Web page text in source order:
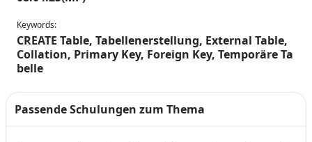
Keywords:
CREATE Table, Tabellenerstellung, External Table,
Collation, Primary Key, Foreign Key, Temporäre Ta
belle
Passende Schulungen zum Thema